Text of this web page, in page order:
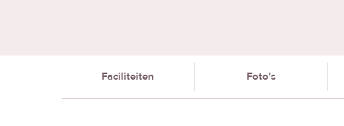
Faciliteiten Foto's